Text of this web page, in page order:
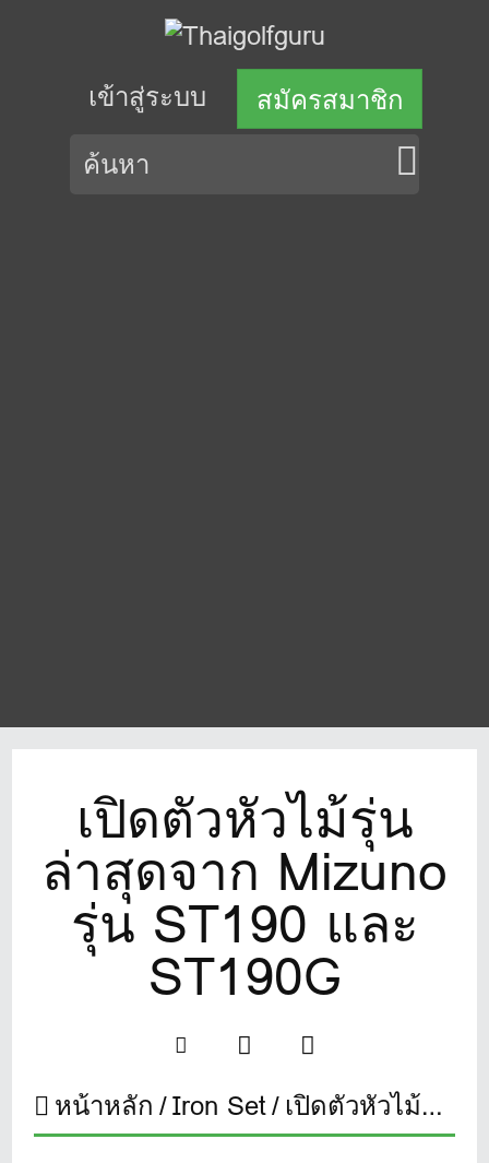
เข้าสู่ระบบ สมัครสมาชิก
เปิดตัวหัวไม้รุ่น
ล่าสุดจาก Mizuno
รุ่น ST190 และ
ST190G
หน้าหลัก Iron Set เปิดตัวหัวไม้รุ่นล่าสุดจาก Mizuno รุ่น ST190 และ ST190G